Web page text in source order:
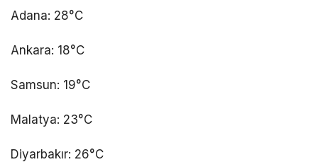
Adana: 28°C
Ankara: 18°C
Samsun: 19°C
Malatya: 23°C
Diyarbakır: 26°C